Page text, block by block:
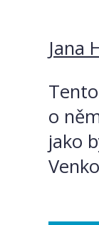
Jana
o
jako